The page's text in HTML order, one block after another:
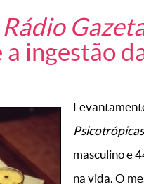
Rádio
ingestão
Psicotrópicas
masculino e
na vida. O